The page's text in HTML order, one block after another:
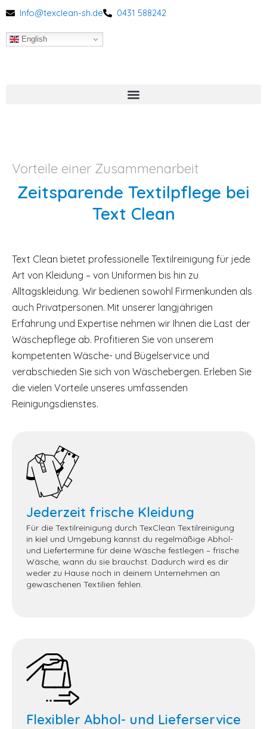
Inhalt
springen
Info@texclean-sh.de 0431 588242
English
Vorteile einer Zusammenarbeit
Zeitsparende Textilpflege bei
Text Clean
Text Clean bietet professionelle Textilreinigung für jede
Art von Kleidung – von Uniformen bis hin zu
Alltagskleidung. Wir bedienen sowohl Firmenkunden als
auch Privatpersonen. Mit unserer langjährigen
Erfahrung und Expertise nehmen wir Ihnen die Last der
Wäschepflege ab. Profitieren Sie von unserem
kompetenten Wäsche- und Bügelservice und
verabschieden Sie sich von Wäschebergen. Erleben Sie
die vielen Vorteile unseres umfassenden
Reinigungsdienstes.
Jederzeit frische Kleidung
Für die Textilreinigung durch TexClean Textilreinigung
in kiel und Umgebung kannst du regelmäßige Abhol-
und Liefertermine für deine Wäsche festlegen – frische
Wäsche, wann du sie brauchst. Dadurch wird es dir
weder zu Hause noch in deinem Unternehmen an
gewaschenen Textilien fehlen.
Flexibler Abhol- und Lieferservice